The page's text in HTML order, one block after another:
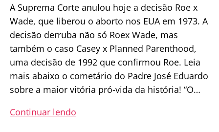
A Suprema Corte anulou hoje a decisão Roe x
Wade, que liberou o aborto nos EUA em 1973. A
decisão derruba não só Roex Wade, mas
também o caso Casey x Planned Parenthood,
uma decisão de 1992 que confirmou Roe. Leia
mais abaixo o cometário do Padre José Eduardo
sobre a maior vitória pró-vida da história! “O…
Continuar lendo